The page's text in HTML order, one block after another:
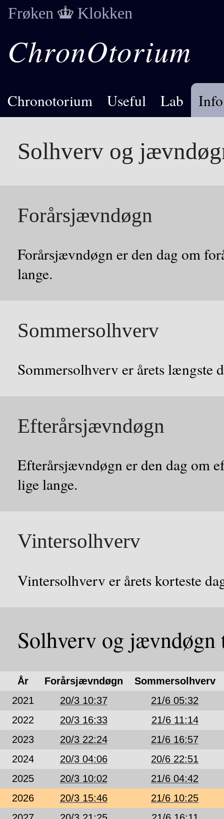
Frøken Klokken
ChronOtorium
Chronotorium Useful Lab Info
Solhverv og
Forårsjævndøgn
Forårsjævndøgn er den dag om
lange.
Sommersolhverv
Sommersolhverv er årets længste
Efterårsjævndøgn
Efterårsjævndøgn er den dag om
lige lange.
Vintersolhverv
Vintersolhverv er årets korteste
Solhverv og jævndøgn
År Forårsjævndøgn
Sommersolhverv
2021
20/3 10:37
21/6 05:32
2022
20/3 16:33
21/6 11:14
2023
20/3 22:24
21/6 16:57
2024
20/3 04:06
20/6 22:51
2025
20/3 10:02
21/6 04:42
2026
20/3 15:46
21/6 10:25